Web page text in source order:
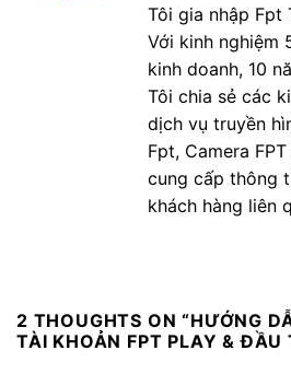
Tôi gia nhập Fpt
Với kinh nghiệm
kinh doanh, 10
Tôi chia sẻ các
dịch vụ truyền
Fpt, Camera
cung cấp thông
khách hàng liên
2 THOUGHTS ON “HƯỚNG
TÀI KHOẢN FPT PLAY & ĐẦU